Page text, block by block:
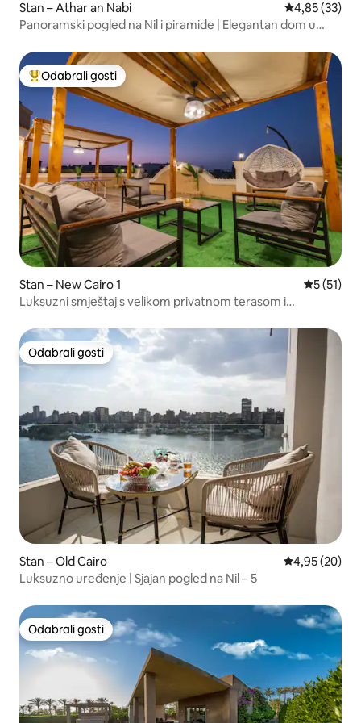
Stan – Athar an Nabi Prosječna
4,85 (33)
Panoramski pogled na Nil i piramide | Elegantan dom u
Među najviše rangiranima s oznakom „Odabrali gosti”
Odabrali gosti
Stan – New Cairo 1 Prosječna
5 (51)
Luksuzni smještaj s velikom privatnom terasom i
Odabrali gosti
Odabrali gosti
Stan – Old Cairo Prosječna
4,95 (20)
Luksuzno uređenje | Sjajan pogled na Nil – 5
Odabrali gosti
Odabrali gosti